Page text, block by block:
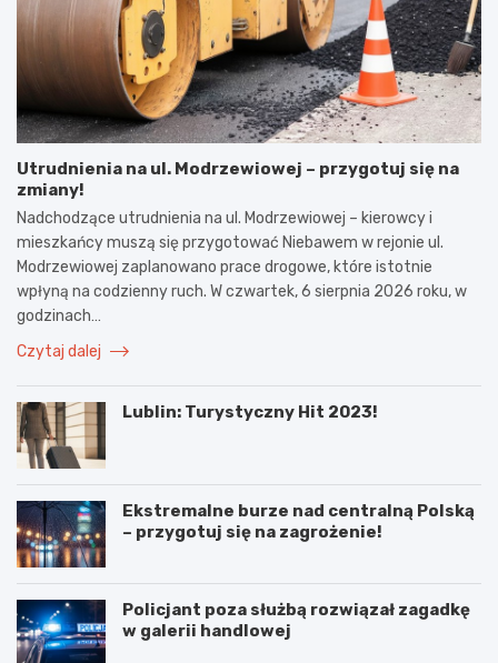
Utrudnienia na ul. Modrzewiowej – przygotuj się na
zmiany!
Nadchodzące utrudnienia na ul. Modrzewiowej – kierowcy i
mieszkańcy muszą się przygotować Niebawem w rejonie ul.
Modrzewiowej zaplanowano prace drogowe, które istotnie
wpłyną na codzienny ruch. W czwartek, 6 sierpnia 2026 roku, w
godzinach…
Czytaj dalej
Lublin: Turystyczny Hit 2023!
Ekstremalne burze nad centralną Polską
– przygotuj się na zagrożenie!
Policjant poza służbą rozwiązał zagadkę
w galerii handlowej